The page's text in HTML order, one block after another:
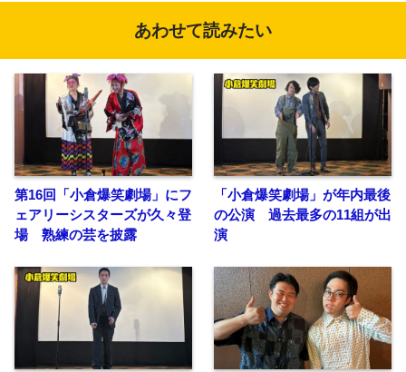
あわせて読みたい
第16回「小倉爆笑劇場」にフ
ェアリーシスターズが久々登
場 熟練の芸を披露
「小倉爆笑劇場」が年内最後
の公演 過去最多の11組が出
演